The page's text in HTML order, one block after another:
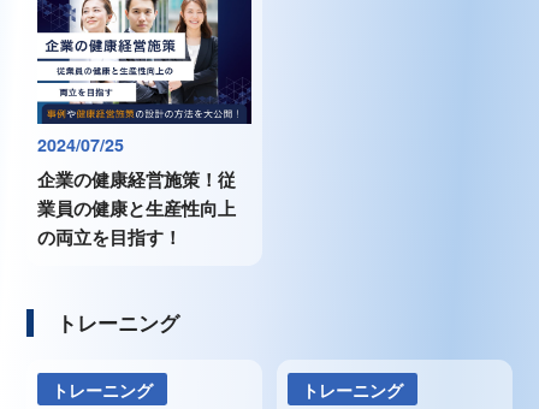
2024/07/25
企業の健康経営施策！従
業員の健康と生産性向上
の両立を目指す！
トレーニング
トレーニング トレーニング